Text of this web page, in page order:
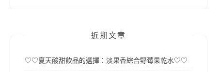
近期文章
♡♡夏天酸甜飲品的選擇：淡果香綜合野莓果乾水♡♡